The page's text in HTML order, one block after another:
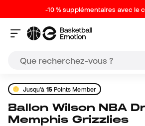
-10 % supplémentaires avec le
Jusqu'à 15Points Member
Ballon Wilson NBA Dribbler
Memphis Grizzlies